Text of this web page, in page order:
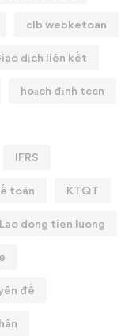
clb webketoan
dịch liên kết
hoạch định tccn
IFRS
toán KTQT
Lao dong tien luong
đề